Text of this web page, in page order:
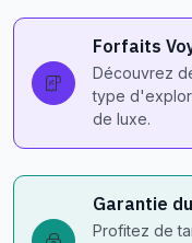
Forfaits
Découvrez
type
de luxe.
Garantie
Profitez de